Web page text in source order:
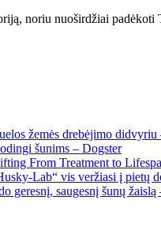
noriu nuoširdžiai
žemės drebėjimo didvyriu
šunims – Dogster
From Treatment to
Lab“ vis veržiasi į pietų
geresnį, saugesnį šunų žaislą